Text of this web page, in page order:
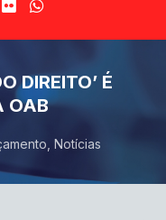
DIREITO’ É
OAB
Notícias